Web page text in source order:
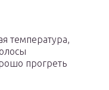
температура,
прогреть